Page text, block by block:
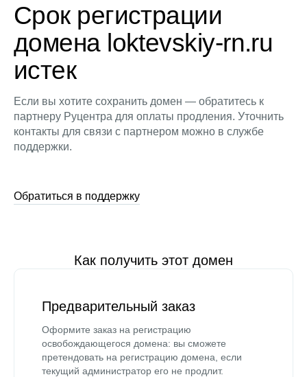
Срок регистрации
домена loktevskiy-rn.ru
истек
Если вы хотите сохранить домен — обратитесь к
партнеру Руцентра для оплаты продления. Уточнить
контакты для связи с партнером можно в службе
поддержки.
Обратиться в поддержку
Как получить этот домен
Предварительный заказ
Оформите заказ на регистрацию
освобождающегося домена: вы сможете
претендовать на регистрацию домена, если
текущий администратор его не продлит.